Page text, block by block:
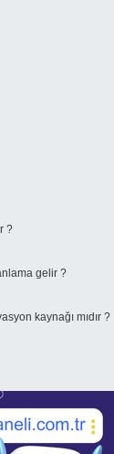
?
gelir ?
kaynağı mıdır ?